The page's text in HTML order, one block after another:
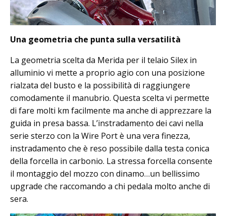
Una geometria che punta sulla versatilità
La geometria scelta da Merida per il telaio Silex in
alluminio vi mette a proprio agio con una posizione
rialzata del busto e la possibilità di raggiungere
comodamente il manubrio. Questa scelta vi permette
di fare molti km facilmente ma anche di apprezzare la
guida in presa bassa. L’instradamento dei cavi nella
serie sterzo con la Wire Port è una vera finezza,
instradamento che è reso possibile dalla testa conica
della forcella in carbonio. La stressa forcella consente
il montaggio del mozzo con dinamo…un bellissimo
upgrade che raccomando a chi pedala molto anche di
sera.